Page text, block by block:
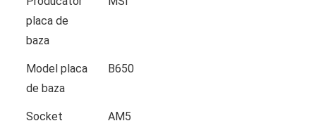
placa de
baza
Model placa
de baza
B650
Socket
AM5